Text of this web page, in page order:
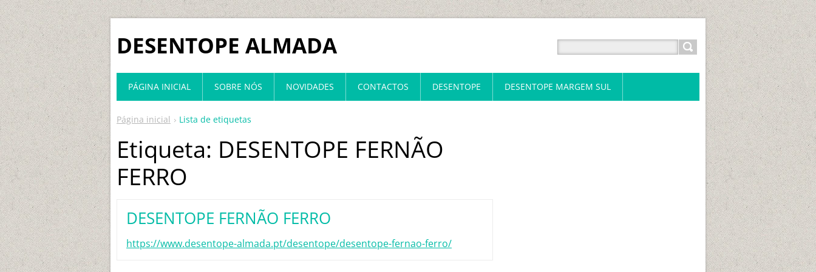
DESENTOPE ALMADA
Página inicial Lista de etiquetas
Etiqueta: DESENTOPE FERNÃO
FERRO
DESENTOPE FERNÃO FERRO
https://www.desentope-almada.pt/desentope/desentope-fernao-ferro/
PÁGINA INICIAL SOBRE NÓS NOVIDADES CONTACTOS DESENTOPE DESENTOPE MARGEM SUL